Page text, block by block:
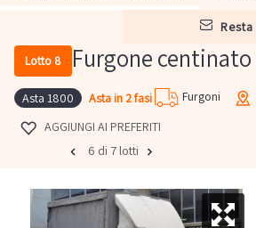
Lotto 8 Furgone centinato
Asta 1800 Asta in 2 fasi Furgoni
AGGIUNGI AI PREFERITI
6 di 7 lotti